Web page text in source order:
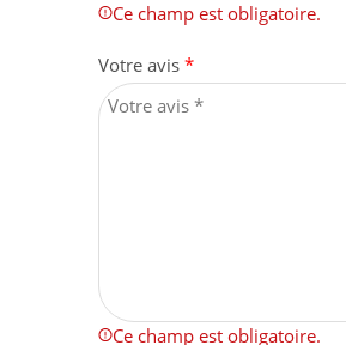
Ce champ est obligatoire.
Votre avis *
Ce champ est obligatoire.